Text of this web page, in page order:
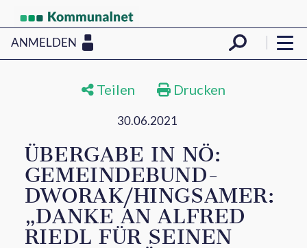
ANMELDEN
Teilen Drucken
30.06.2021
ÜBERGABE IN NÖ:
GEMEINDEBUND-
DWORAK/HINGSAMER:
„DANKE AN ALFRED
RIEDL FÜR SEINEN